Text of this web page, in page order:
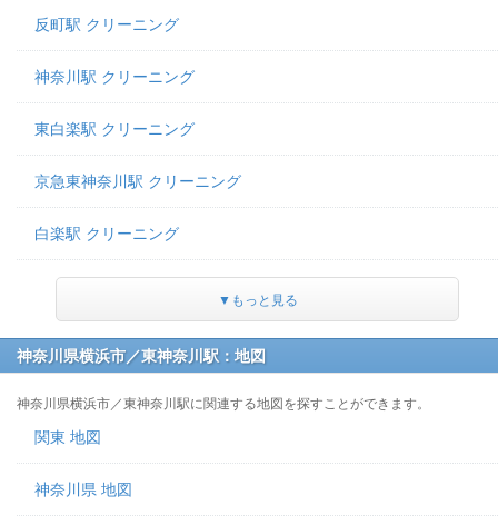
反町駅 クリーニング
神奈川駅 クリーニング
東白楽駅 クリーニング
京急東神奈川駅 クリーニング
白楽駅 クリーニング
▼もっと見る
神奈川県横浜市／東神奈川駅：地図
神奈川県横浜市／東神奈川駅に関連する地図を探すことができます。
関東 地図
神奈川県 地図